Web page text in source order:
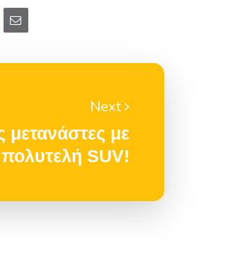
Next
με
πολυτελή SUV!